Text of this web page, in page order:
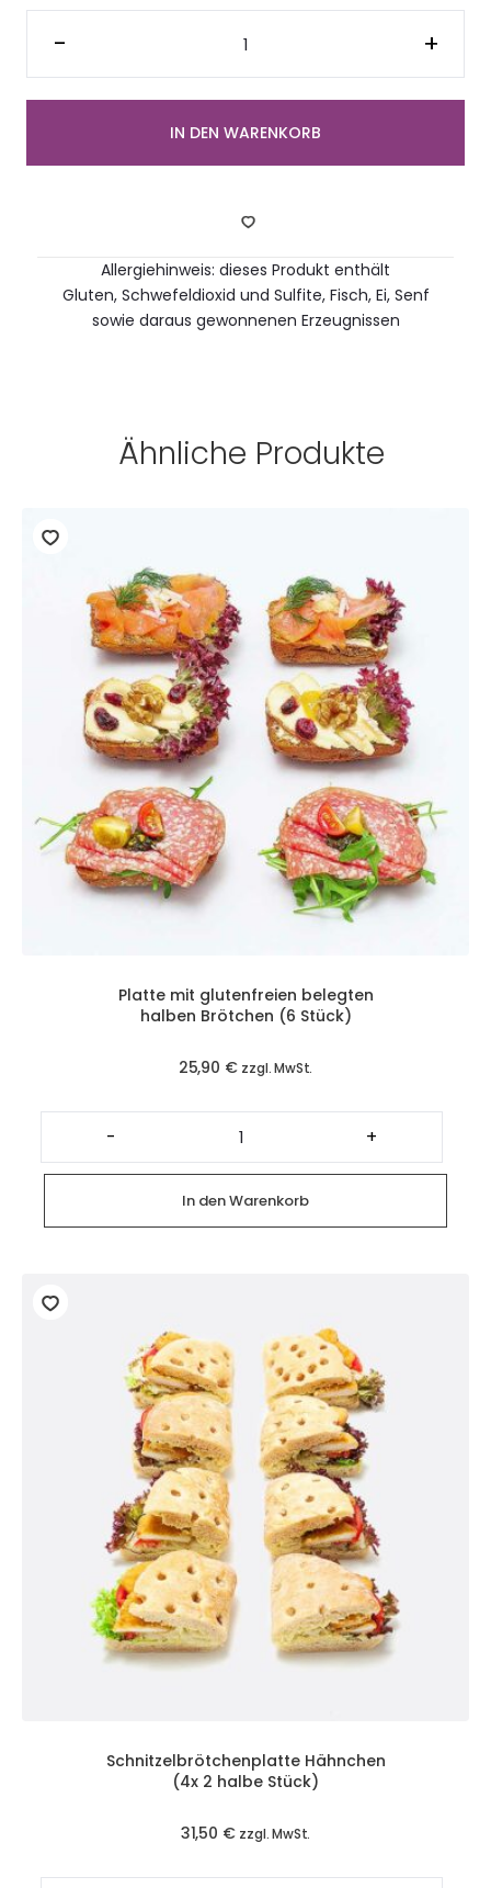
-
Platte
belegten
halben
(12
Stück)
+
IN DEN WARENKORB
Allergiehinweis: dieses Produkt enthält
Gluten, Schwefeldioxid und Sulfite, Fisch, Ei, Senf
sowie daraus gewonnenen Erzeugnissen
Ähnliche Produkte
Platte mit glutenfreien belegten
halben Brötchen (6 Stück)
25,90 € zzgl. MwSt.
-
Platte
mit
glutenfreien
belegten
halben
Brötchen
(6
Stück)
+
In den Warenkorb
Schnitzelbrötchenplatte Hähnchen
(4x 2 halbe Stück)
31,50 € zzgl. MwSt.